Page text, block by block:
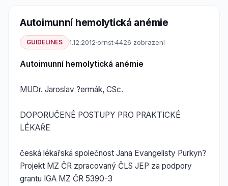
Autoimunní hemolytická anémie
GUIDELINES 1.12.2012·ornst·4426 zobrazení
Autoimunní hemolytická anémie
MUDr. Jaroslav ?ermák, CSc.
DOPORUČENÉ POSTUPY PRO PRAKTICKÉ
LÉKAŘE
česká lékařská společnost Jana Evangelisty Purkyn?
Projekt MZ ČR zpracovaný ČLS JEP za podpory
grantu IGA MZ ČR 5390-3